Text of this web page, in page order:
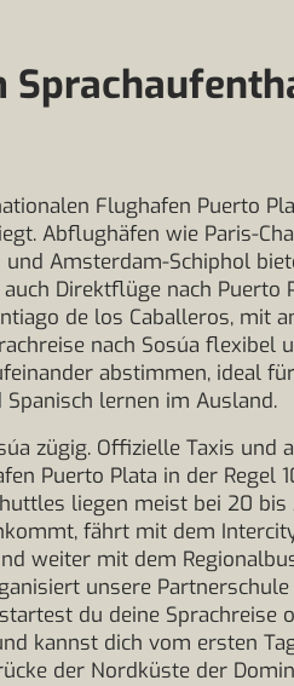
Flughafen Puerto
Abflughäfen wie Paris-
Amsterdam-Schiphol
Direktflüge nach Puerto
de los Caballeros, mit
nach Sosúa flexibel
abstimmen, ideal
lernen im Ausland.
zügig. Offizielle Taxis und
Puerto Plata in der Regel
liegen meist bei 20 bis
fährt mit dem
weiter mit dem
unsere
du deine Sprachreise
kannst dich vom ersten
der Nordküste der